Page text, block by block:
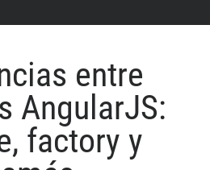
Mis cursos
Contacto
Sobre mi
entre
AngularJS:
factory y